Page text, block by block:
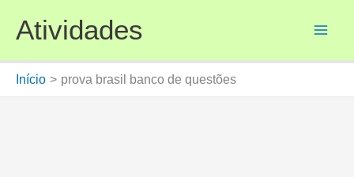
para
conteúdo
Atividades
Início prova brasil banco de questões